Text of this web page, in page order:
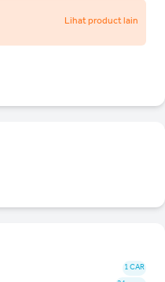
Lihat product lain
1 CAR